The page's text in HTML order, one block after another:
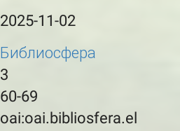
2025-11-02
Библиосфера
3
60-69
oai:oai.bibliosfera.el